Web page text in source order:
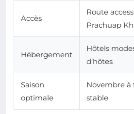
Accès
Route
Prachuap
Hébergement
Hôtels
d’hôtes
Saison
optimale
Novembre à
stable